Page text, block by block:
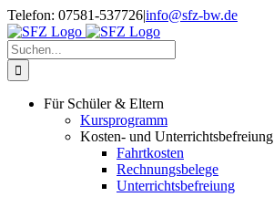
Zum
Inhalt
springen
Telefon: 07581-537726|info@sfz-bw.de
Suche
nach:
Für Schüler & Eltern
Kursprogramm
Kosten- und Unterrichtsbefreiung
Fahrtkosten
Rechnungsbelege
Unterrichtsbefreiung